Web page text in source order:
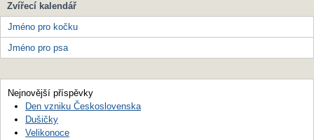
Zvířecí kalendář
Jméno pro kočku
Jméno pro psa
Nejnovější příspěvky
Den vzniku Československa
Dušičky
Velikonoce